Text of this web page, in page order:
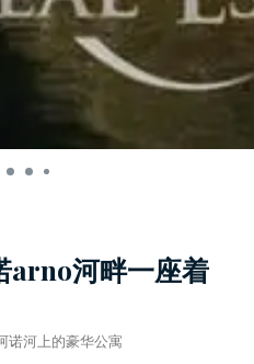
arno河畔一座着
诺河上的豪华公寓